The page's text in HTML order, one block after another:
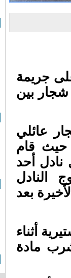
جريمة
بين
عائلي
قام
أحد
النادل
بعد
أثناء
مادة